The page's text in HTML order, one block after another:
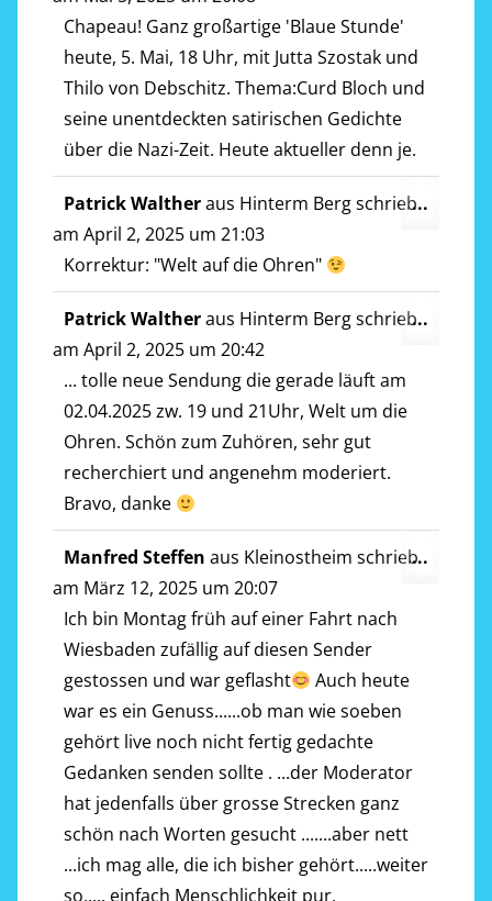
Chapeau! Ganz großartige 'Blaue Stunde'
heute, 5. Mai, 18 Uhr, mit Jutta Szostak und
Thilo von Debschitz. Thema:Curd Bloch und
seine unentdeckten satirischen Gedichte
über die Nazi-Zeit. Heute aktueller denn je.
Patrick Waltheraus Hinterm Bergschrieb
am April 2, 2025 um 21:03
Korrektur: "Welt auf die Ohren"
...
Patrick Waltheraus Hinterm Bergschrieb
am April 2, 2025 um 20:42
... tolle neue Sendung die gerade läuft am
02.04.2025 zw. 19 und 21Uhr, Welt um die
Ohren. Schön zum Zuhören, sehr gut
recherchiert und angenehm moderiert.
Bravo, danke
...
Manfred Steffen aus Kleinostheim schrieb
am März 12, 2025 um 20:07
Ich bin Montag früh auf einer Fahrt nach
Wiesbaden zufällig auf diesen Sender
gestossen und war geflasht
Auch heute
war es ein Genuss......ob man wie soeben
gehört live noch nicht fertig gedachte
Gedanken senden sollte . ...der Moderator
hat jedenfalls über grosse Strecken ganz
schön nach Worten gesucht .......aber nett
...ich mag alle, die ich bisher gehört.....weiter
so..... einfach Menschlichkeit pur.
...